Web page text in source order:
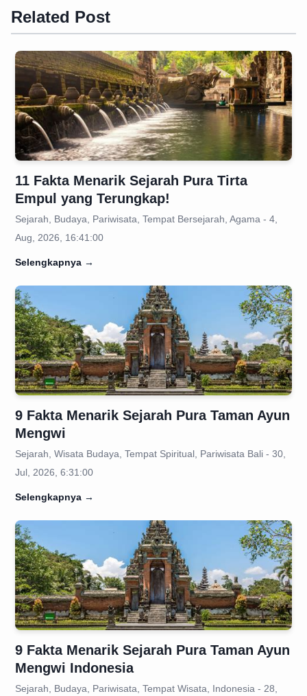
Related Post
11 Fakta Menarik Sejarah Pura Tirta
Empul yang Terungkap!
Sejarah, Budaya, Pariwisata, Tempat Bersejarah, Agama - 4,
Aug, 2026, 16:41:00
Selengkapnya →
9 Fakta Menarik Sejarah Pura Taman Ayun
Mengwi
Sejarah, Wisata Budaya, Tempat Spiritual, Pariwisata Bali - 30,
Jul, 2026, 6:31:00
Selengkapnya →
9 Fakta Menarik Sejarah Pura Taman Ayun
Mengwi Indonesia
Sejarah, Budaya, Pariwisata, Tempat Wisata, Indonesia - 28,